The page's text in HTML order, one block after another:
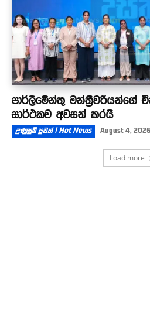
පාර්ලිමේන්තු මන්ත්‍රීවරියන්ගේ
සාර්ථකව අවසන් කරයි
උණුසුම් පුවත් | Hot News August 4, 2026
Load more